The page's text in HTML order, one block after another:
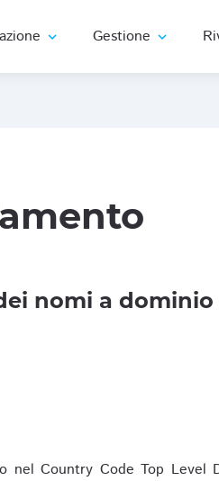
expand_more Gestione expand_more
nomi a dominio
Country Code Top Level